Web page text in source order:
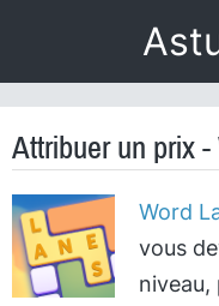
Attribuer un prix -
Word
vous
niveau,